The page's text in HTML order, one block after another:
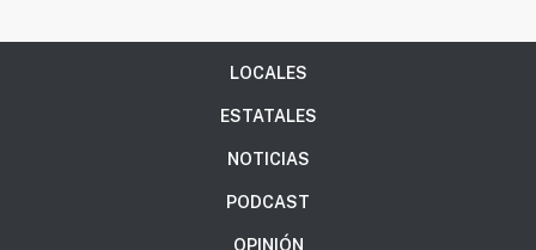
LOCALES
ESTATALES
NOTICIAS
PODCAST
OPINIÓN